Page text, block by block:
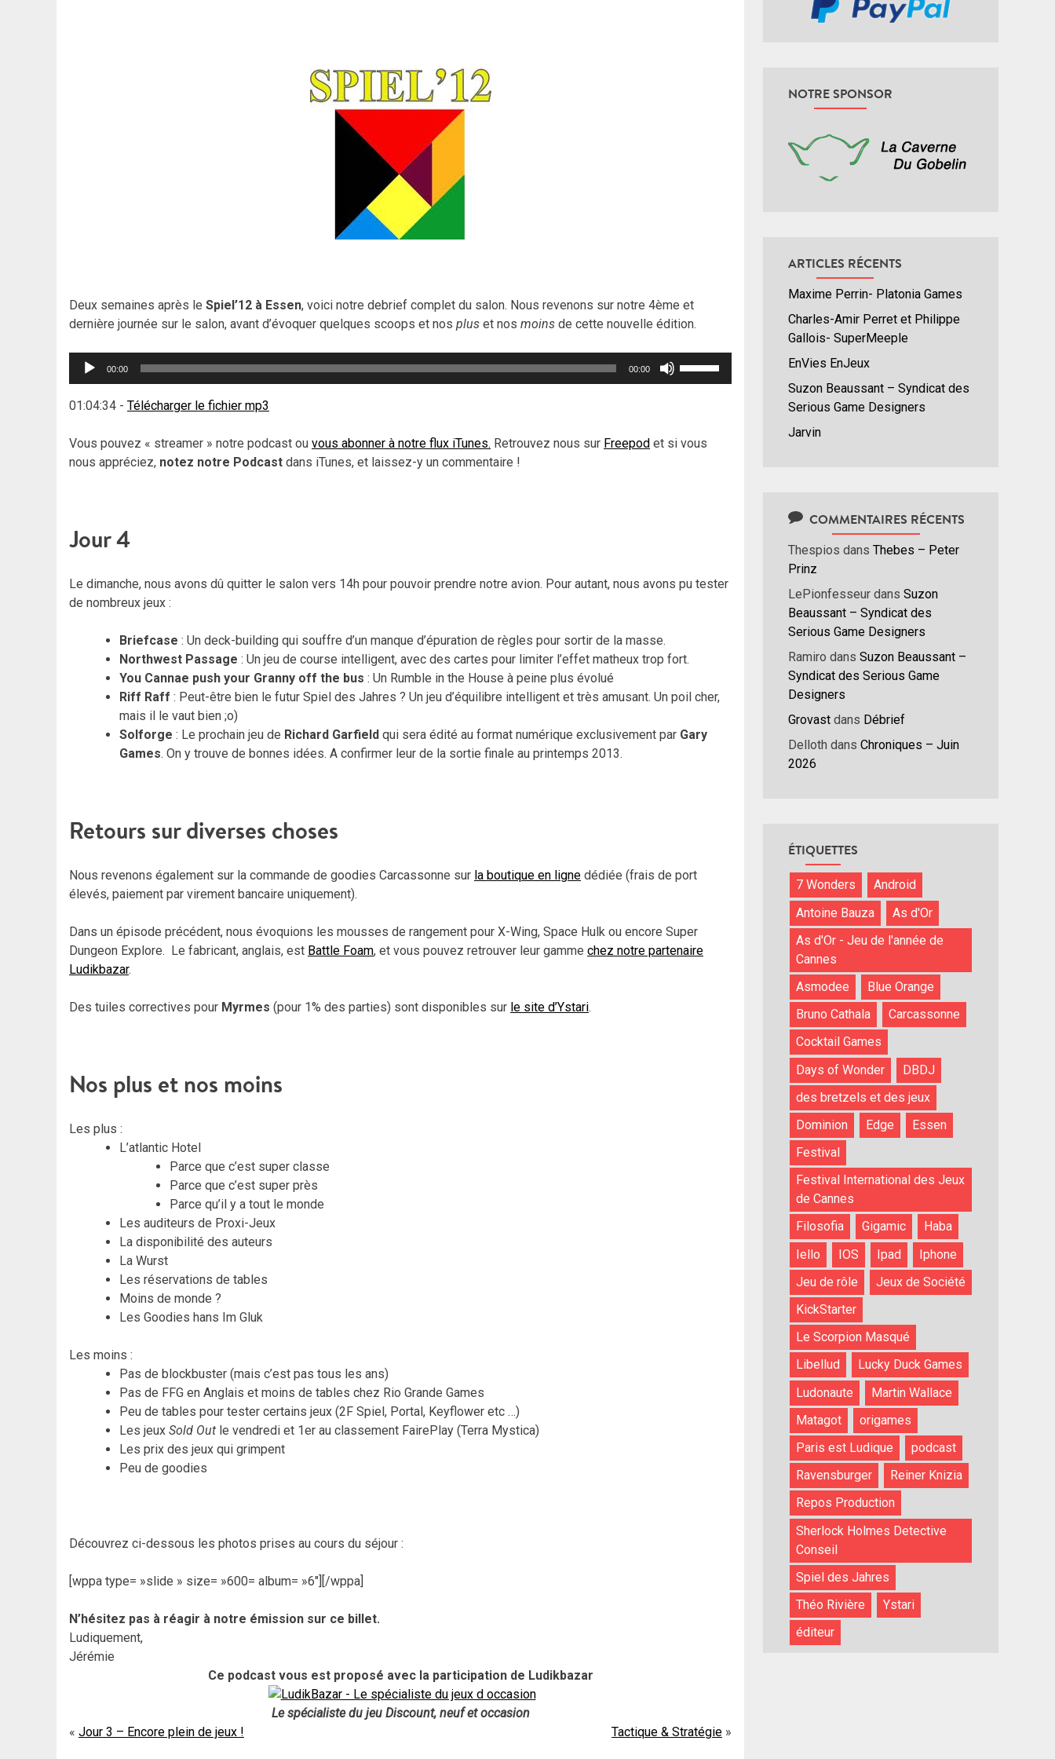
Deux semaines après le Spiel’12 à Essen, voici notre debrief complet du salon. Nous revenons sur notre 4ème et
dernière journée sur le salon, avant d’évoquer quelques scoops et nos plus et nos moins de cette nouvelle édition.
Lecteur
00:00 00:00
01:04:34 - Télécharger le fichier mp3
Vous pouvez « streamer » notre podcast ou vous abonner à notre flux iTunes. Retrouvez nous sur Freepod et si vous
nous appréciez, notez notre Podcast dans iTunes, et laissez-y un commentaire !
Jour 4
Le dimanche, nous avons dû quitter le salon vers 14h pour pouvoir prendre notre avion. Pour autant, nous avons pu tester
de nombreux jeux :
Briefcase : Un deck-building qui souffre d’un manque d’épuration de règles pour sortir de la masse.
Northwest Passage : Un jeu de course intelligent, avec des cartes pour limiter l’effet matheux trop fort.
You Cannae push your Granny off the bus : Un Rumble in the House à peine plus évolué
Riff Raff : Peut-être bien le futur Spiel des Jahres ? Un jeu d’équilibre intelligent et très amusant. Un poil cher,
mais il le vaut bien ;o)
Solforge : Le prochain jeu de Richard Garfield qui sera édité au format numérique exclusivement par Gary
Games. On y trouve de bonnes idées. A confirmer leur de la sortie finale au printemps 2013.
Retours sur diverses choses
Nous revenons également sur la commande de goodies Carcassonne sur la boutique en ligne dédiée (frais de port
élevés, paiement par virement bancaire uniquement).
Dans un épisode précédent, nous évoquions les mousses de rangement pour X-Wing, Space Hulk ou encore Super
Dungeon Explore. Le fabricant, anglais, est Battle Foam, et vous pouvez retrouver leur gamme chez notre partenaire
Ludikbazar.
Des tuiles correctives pour Myrmes (pour 1% des parties) sont disponibles sur le site d’Ystari.
Nos plus et nos moins
Les plus :
L’atlantic Hotel
Parce que c’est super classe
Parce que c’est super près
Parce qu’il y a tout le monde
Les auditeurs de Proxi-Jeux
La disponibilité des auteurs
La Wurst
Les réservations de tables
Moins de monde ?
Les Goodies hans Im Gluk
Les moins :
Pas de blockbuster (mais c’est pas tous les ans)
Pas de FFG en Anglais et moins de tables chez Rio Grande Games
Peu de tables pour tester certains jeux (2F Spiel, Portal, Keyflower etc …)
Les jeux Sold Out le vendredi et 1er au classement FairePlay (Terra Mystica)
Les prix des jeux qui grimpent
Peu de goodies
Découvrez ci-dessous les photos prises au cours du séjour :
[wppa type= »slide » size= »600= album= »6″][/wppa]
N’hésitez pas à réagir à notre émission sur ce billet.
Ludiquement,
Jérémie
Ce podcast vous est proposé avec la participation de Ludikbazar
Le spécialiste du jeu Discount, neuf et occasion
Navigation
Jour 3 – Encore plein de jeux ! Tactique & Stratégie
NOTRE SPONSOR
ARTICLES RÉCENTS
Maxime Perrin- Platonia Games
Charles-Amir Perret et Philippe
Gallois- SuperMeeple
EnVies EnJeux
Suzon Beaussant – Syndicat des
Serious Game Designers
Jarvin
COMMENTAIRES RÉCENTS
Thespios dans Thebes – Peter
Prinz
LePionfesseur dans Suzon
Beaussant – Syndicat des
Serious Game Designers
Ramiro dans Suzon Beaussant –
Syndicat des Serious Game
Designers
Grovast dans Débrief
Delloth dans Chroniques – Juin
2026
ÉTIQUETTES
7 Wonders
Android
Antoine Bauza
As d'Or
As d'Or - Jeu de l'année de
Cannes
Asmodee
Blue Orange
Bruno Cathala
Carcassonne
Cocktail Games
Days of Wonder
DBDJ
des bretzels et des jeux
Dominion
Edge
Essen
Festival
Festival International des Jeux
de Cannes
Filosofia
Gigamic
Haba
Iello
IOS Ipad
Iphone
Jeu de rôle
Jeux de Société
KickStarter
Le Scorpion Masqué
Libellud
Lucky Duck Games
Ludonaute
Martin Wallace
Matagot
origames
Paris est Ludique
podcast
Ravensburger
Reiner Knizia
Repos Production
Sherlock Holmes Detective
Conseil
Spiel des Jahres
Théo Rivière
Ystari
éditeur